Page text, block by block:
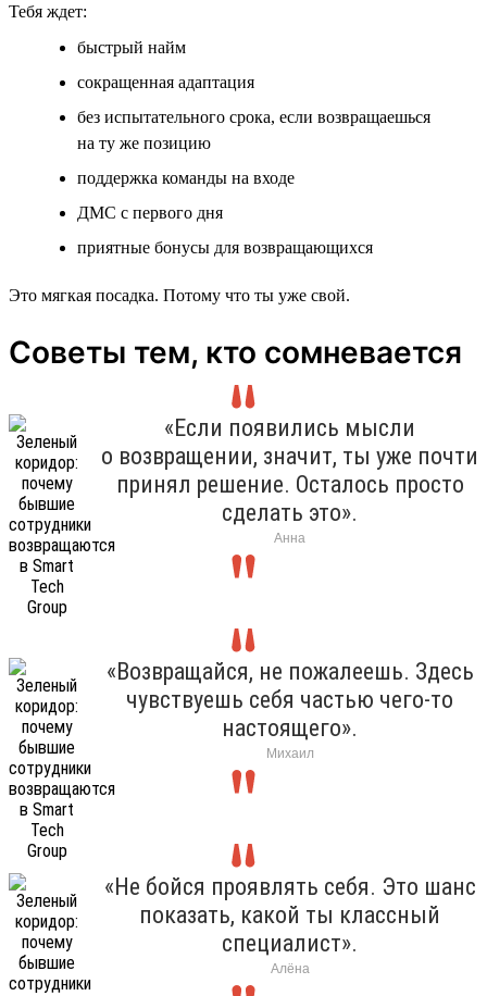
Тебя ждет:
быстрый найм
сокращенная адаптация
без испытательного срока, если возвращаешься
на ту же позицию
поддержка команды на входе
ДМС с первого дня
приятные бонусы для возвращающихся
Это мягкая посадка. Потому что ты уже свой.
Советы тем, кто сомневается
«Если появились мысли
о возвращении, значит, ты уже почти
принял решение. Осталось просто
сделать это».
Анна
«Возвращайся, не пожалеешь. Здесь
чувствуешь себя частью чего-то
настоящего».
Михаил
«Не бойся проявлять себя. Это шанс
показать, какой ты классный
специалист».
Алёна